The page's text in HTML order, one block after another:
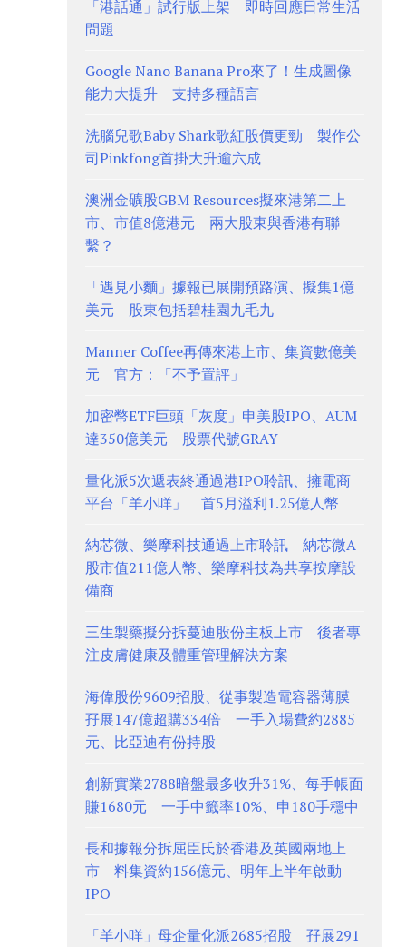
「港話通」試行版上架 即時回應日常生活
問題
Google Nano Banana Pro來了！生成圖像
能力大提升 支持多種語言
洗腦兒歌Baby Shark歌紅股價更勁 製作公
司Pinkfong首掛大升逾六成
澳洲金礦股GBM Resources擬來港第二上
市、市值8億港元 兩大股東與香港有聯
繫？
「遇見小麵」據報已展開預路演、擬集1億
美元 股東包括碧桂園九毛九
Manner Coffee再傳來港上市、集資數億美
元 官方：「不予置評」
加密幣ETF巨頭「灰度」申美股IPO、AUM
達350億美元 股票代號GRAY
量化派5次遞表終通過港IPO聆訊、擁電商
平台「羊小咩」 首5月溢利1.25億人幣
納芯微、樂摩科技通過上市聆訊 納芯微A
股市值211億人幣、樂摩科技為共享按摩設
備商
三生製藥擬分拆蔓迪股份主板上市 後者專
注皮膚健康及體重管理解決方案
海偉股份9609招股、從事製造電容器薄膜
孖展147億超購334倍 一手入場費約2885
元、比亞迪有份持股
創新實業2788暗盤最多收升31%、每手帳面
賺1680元 一手中籤率10%、申180手穩中
長和據報分拆屈臣氏於香港及英國兩地上
市 料集資約156億元、明年上半年啟動
IPO
「羊小咩」母企量化派2685招股 孖展291